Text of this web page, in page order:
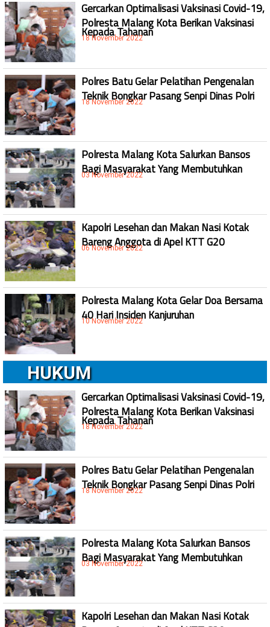
Gercarkan Optimalisasi Vaksinasi Covid-19,
Polresta Malang Kota Berikan Vaksinasi
Kepada Tahanan
18 November 2022
Polres Batu Gelar Pelatihan Pengenalan
Teknik Bongkar Pasang Senpi Dinas Polri
18 November 2022
Polresta Malang Kota Salurkan Bansos
Bagi Masyarakat Yang Membutuhkan
03 November 2022
Kapolri Lesehan dan Makan Nasi Kotak
Bareng Anggota di Apel KTT G20
06 November 2022
Polresta Malang Kota Gelar Doa Bersama
40 Hari Insiden Kanjuruhan
10 November 2022
HUKUM
Gercarkan Optimalisasi Vaksinasi Covid-19,
Polresta Malang Kota Berikan Vaksinasi
Kepada Tahanan
18 November 2022
Polres Batu Gelar Pelatihan Pengenalan
Teknik Bongkar Pasang Senpi Dinas Polri
18 November 2022
Polresta Malang Kota Salurkan Bansos
Bagi Masyarakat Yang Membutuhkan
03 November 2022
Kapolri Lesehan dan Makan Nasi Kotak